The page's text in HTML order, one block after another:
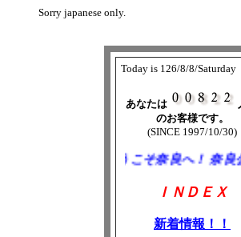
Sorry japanese only.
Today is 126/8/8/Saturday
あなたは
のお客様です。
(SINCE 1997/10/30)
ようこそ奈良へ！ 奈良
ＩＮＤＥＸ
新着情報！！